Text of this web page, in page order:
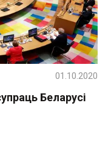
Беларусі
01.10.2020